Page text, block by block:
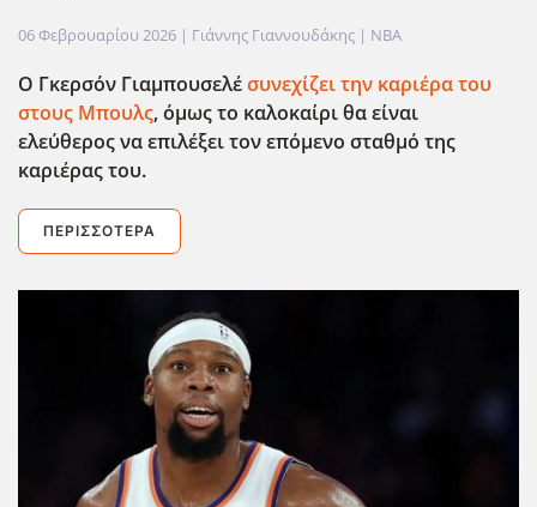
06 Φεβρουαρίου 2026 | Γιάννης Γιαννουδάκης | NBA
Ο Γκερσόν Γιαμπουσελέσυνεχίζει την καριέρα του
στους Μπουλς, όμως το καλοκαίρι θα είναι
ελεύθερος να επιλέξει τον επόμενο σταθμό της
καριέρας του.
ΠΕΡΙΣΣΌΤΕΡΑ